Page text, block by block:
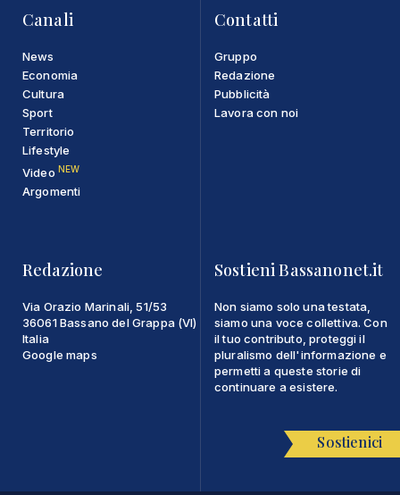
Canali
News
Economia
Cultura
Sport
Territorio
Lifestyle
Video NEW
Argomenti
Contatti
Gruppo
Redazione
Pubblicità
Lavora con noi
Redazione
Via Orazio Marinali, 51/53
36061 Bassano del Grappa (VI)
Italia
Google maps
Sostieni Bassanonet.it
Non siamo solo una testata,
siamo una voce collettiva. Con
il tuo contributo, proteggi il
pluralismo dell'informazione e
permetti a queste storie di
continuare a esistere.
Sostienici